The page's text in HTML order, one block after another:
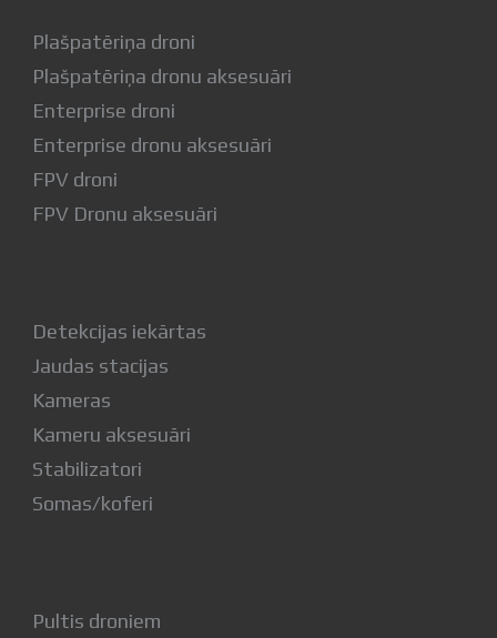
Plašpatēriņa droni
Plašpatēriņa dronu aksesuāri
Enterprise droni
Enterprise dronu aksesuāri
FPV droni
FPV Dronu aksesuāri
Detekcijas iekārtas
Jaudas stacijas
Kameras
Kameru aksesuāri
Stabilizatori
Somas/koferi
Pultis droniem